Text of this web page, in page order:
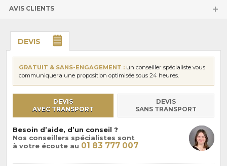
AVIS CLIENTS
DEVIS
GRATUIT & SANS-ENGAGEMENT : un conseiller spécialiste vous
communiquera une proposition optimisée sous 24 heures.
DEVIS
AVEC TRANSPORT
DEVIS
SANS TRANSPORT
Besoin d’aide, d’un conseil ?
Nos conseillers spécialistes sont
à votre écoute au 01 83 777 007